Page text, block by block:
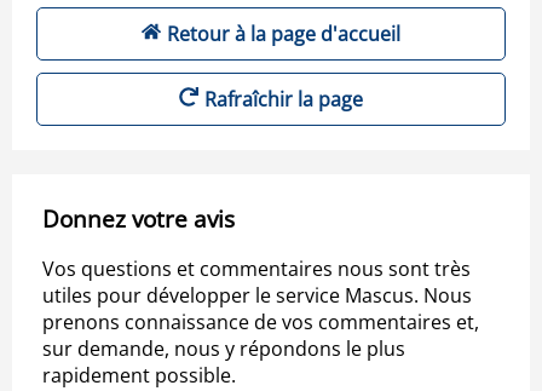
Retour à la page d'accueil
Rafraîchir la page
Donnez votre avis
Vos questions et commentaires nous sont très
utiles pour développer le service Mascus. Nous
prenons connaissance de vos commentaires et,
sur demande, nous y répondons le plus
rapidement possible.